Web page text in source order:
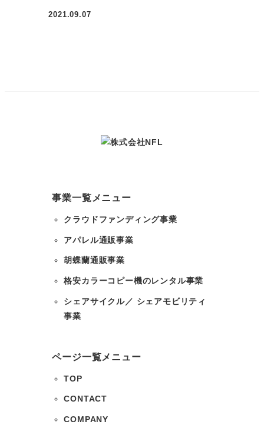
2021.09.07
事業一覧メニュー
クラウドファンディング事業
アパレル通販事業
胡蝶蘭通販事業
格安カラーコピー機のレンタル事業
シェアサイクル／ シェアモビリティ
事業
ページ一覧メニュー
TOP
CONTACT
COMPANY